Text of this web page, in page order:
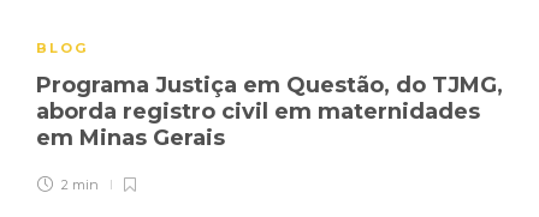
BLOG
Programa Justiça em Questão, do TJMG,
aborda registro civil em maternidades
em Minas Gerais
2 min